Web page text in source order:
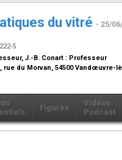
du vitré - 25/
5
, J.-B. Conart : Professeur
rue du Morvan, 54500 Vandœuvre-
Figures
Vidéos
Podcast